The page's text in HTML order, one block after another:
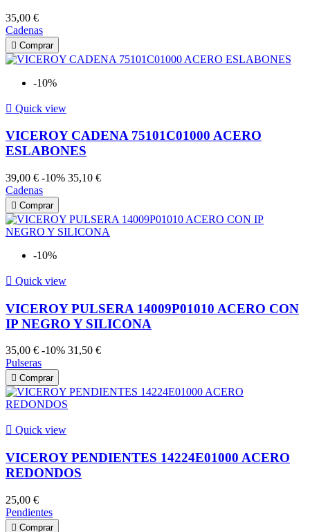
35,00 €
Cadenas
 Comprar
-10%
 Quick view
VICEROY CADENA 75101C01000 ACERO
ESLABONES
39,00 € -10% 35,10 €
Cadenas
 Comprar
-10%
 Quick view
VICEROY PULSERA 14009P01010 ACERO CON
IP NEGRO Y SILICONA
35,00 € -10% 31,50 €
Pulseras
 Comprar
 Quick view
VICEROY PENDIENTES 14224E01000 ACERO
REDONDOS
25,00 €
Pendientes
 Comprar